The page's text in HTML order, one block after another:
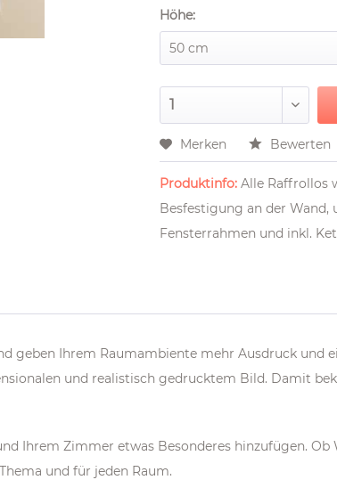
Höhe:
Merken Bewerten
Produktinfo: Alle Raffrollos
Besfestigung an der
Fensterrahmen und inkl.
geben Ihrem Raumambiente mehr Ausdruck und
und realistisch gedrucktem Bild. Damit
Ihrem Zimmer etwas Besonderes hinzufügen.
und für jeden Raum.